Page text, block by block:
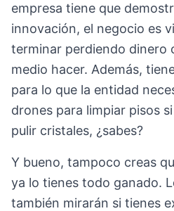
empresa tiene que
innovación, el negocio es
terminar perdiendo dinero
medio hacer. Además,
para lo que la entidad
drones para limpiar pisos
pulir cristales, ¿sabes?
Y bueno, tampoco creas
ya lo tienes todo ganado.
también mirarán si tienes